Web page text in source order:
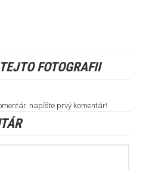
FOTOGRAFII
napíšte prvý komentár!